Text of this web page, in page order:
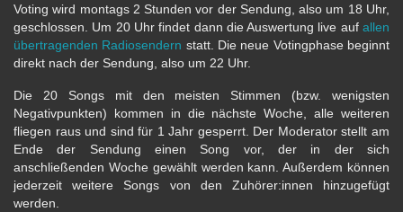
Voting wird montags 2 Stunden vor der Sendung, also um 18 Uhr,
geschlossen. Um 20 Uhr findet dann die Auswertung live auf allen
übertragenden Radiosendern statt. Die neue Votingphase beginnt
direkt nach der Sendung, also um 22 Uhr.
Die 20 Songs mit den meisten Stimmen (bzw. wenigsten
Negativpunkten) kommen in die nächste Woche, alle weiteren
fliegen raus und sind für 1 Jahr gesperrt. Der Moderator stellt am
Ende der Sendung einen Song vor, der in der sich
anschließenden Woche gewählt werden kann. Außerdem können
jederzeit weitere Songs von den Zuhörer:innen hinzugefügt
werden.